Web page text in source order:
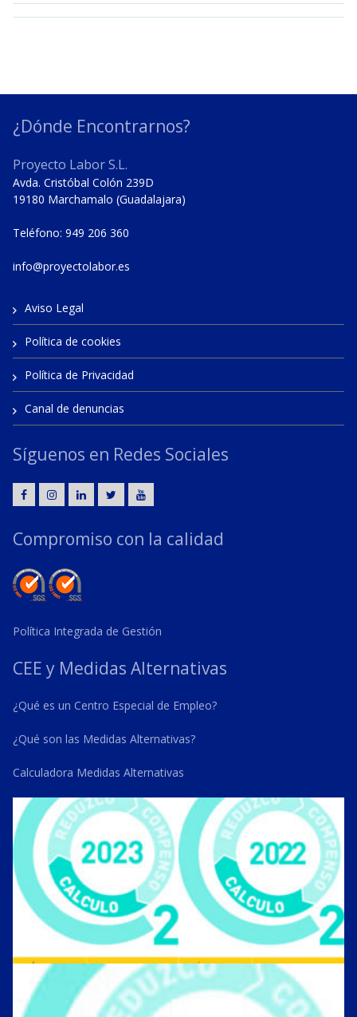
¿Dónde Encontrarnos?
Proyecto Labor S.L.
Avda. Cristóbal Colón 239D
19180 Marchamalo (Guadalajara)
Teléfono: 949 206 360
info@proyectolabor.es
Aviso Legal
Política de cookies
Política de Privacidad
Canal de denuncias
Síguenos en Redes Sociales
Compromiso con la calidad
Política Integrada de Gestión
CEE y Medidas Alternativas
¿Qué es un Centro Especial de Empleo?
¿Qué son las Medidas Alternativas?
Calculadora Medidas Alternativas